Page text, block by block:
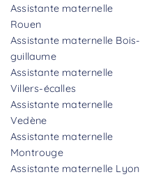
Assistante maternelle
Rouen
Assistante maternelle Bois-
guillaume
Assistante maternelle
Villers-écalles
Assistante maternelle
Vedène
Assistante maternelle
Montrouge
Assistante maternelle Lyon